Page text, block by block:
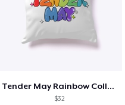
Tender May Rainbow Collection
$32